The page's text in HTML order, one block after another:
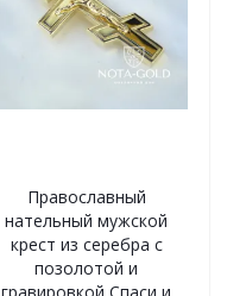
Православный
нательный мужской
крест из серебра с
позолотой и